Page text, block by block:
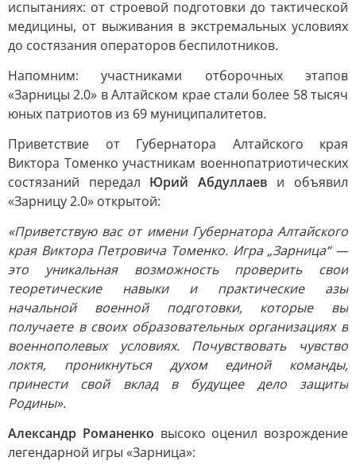
испытаниях: от строевой подготовки до тактической
медицины, от выживания в экстремальных условиях
до состязания операторов беспилотников.
Напомним: участниками отборочных этапов
«Зарницы 2.0» в Алтайском крае стали более 58 тысяч
юных патриотов из 69 муниципалитетов.
Приветствие от Губернатора Алтайского края
Виктора Томенко участникам военнопатриотических
состязаний передал Юрий Абдуллаев и объявил
«Зарницу 2.0» открытой:
«Приветствую вас от имени Губернатора Алтайского
края Виктора Петровича Томенко. Игра „Зарница“ —
это уникальная возможность проверить свои
теоретические навыки и практические азы
начальной военной подготовки, которые вы
получаете в своих образовательных организациях в
военнополевых условиях. Почувствовать чувство
локтя, проникнуться духом единой команды,
принести свой вклад в будущее дело защиты
Родины».
Александр Романенко высоко оценил возрождение
легендарной игры «Зарница»: